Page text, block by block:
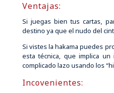
Ventajas:
Si juegas bien tus cartas,
destino ya que el nudo del
Si vistes la hakama puedes
esta técnica, que implica
complicado lazo usando los
Incovenientes: